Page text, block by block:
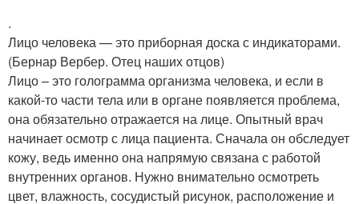
.
Лицо человека — это приборная доска с индикаторами.
(Бернар Вербер. Отец наших отцов)
Лицо – это голограмма организма человека, и если в
какой-то части тела или в органе появляется проблема,
она обязательно отражается на лице. Опытный врач
начинает осмотр с лица пациента. Сначала он обследует
кожу, ведь именно она напрямую связана с работой
внутренних органов. Нужно внимательно осмотреть
цвет, влажность, сосудистый рисунок, расположение и